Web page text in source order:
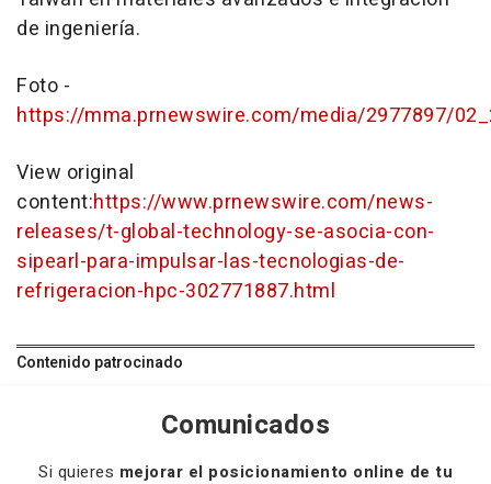
de ingeniería.
Foto -
https://mma.prnewswire.com/media/2977897/
View original
content:https://www.prnewswire.com/news-
releases/t-global-technology-se-asocia-con-
sipearl-para-impulsar-las-tecnologias-de-
refrigeracion-hpc-302771887.html
Contenido patrocinado
Comunicados
Si quieres mejorar el posicionamiento online de tu